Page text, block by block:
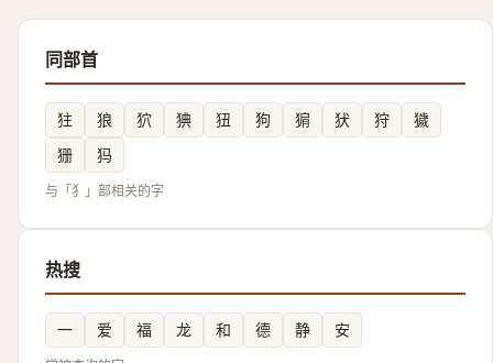
同部首
㹥 狼 狖 猠 狃 狗 猏 犾 狩
獩
㹪
犸
与「犭」部相关的字
热搜
一 爱 福 龙 和 德 静 安